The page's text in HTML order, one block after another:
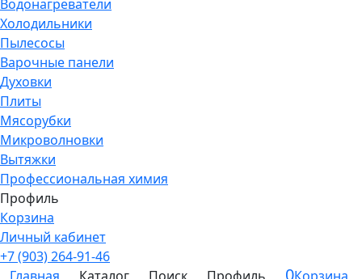
Водонагреватели
Холодильники
Пылесосы
Варочные панели
Духовки
Плиты
Мясорубки
Микроволновки
Вытяжки
Профессиональная химия
Профиль
Корзина
Личный кабинет
+7 (903) 264-91-46